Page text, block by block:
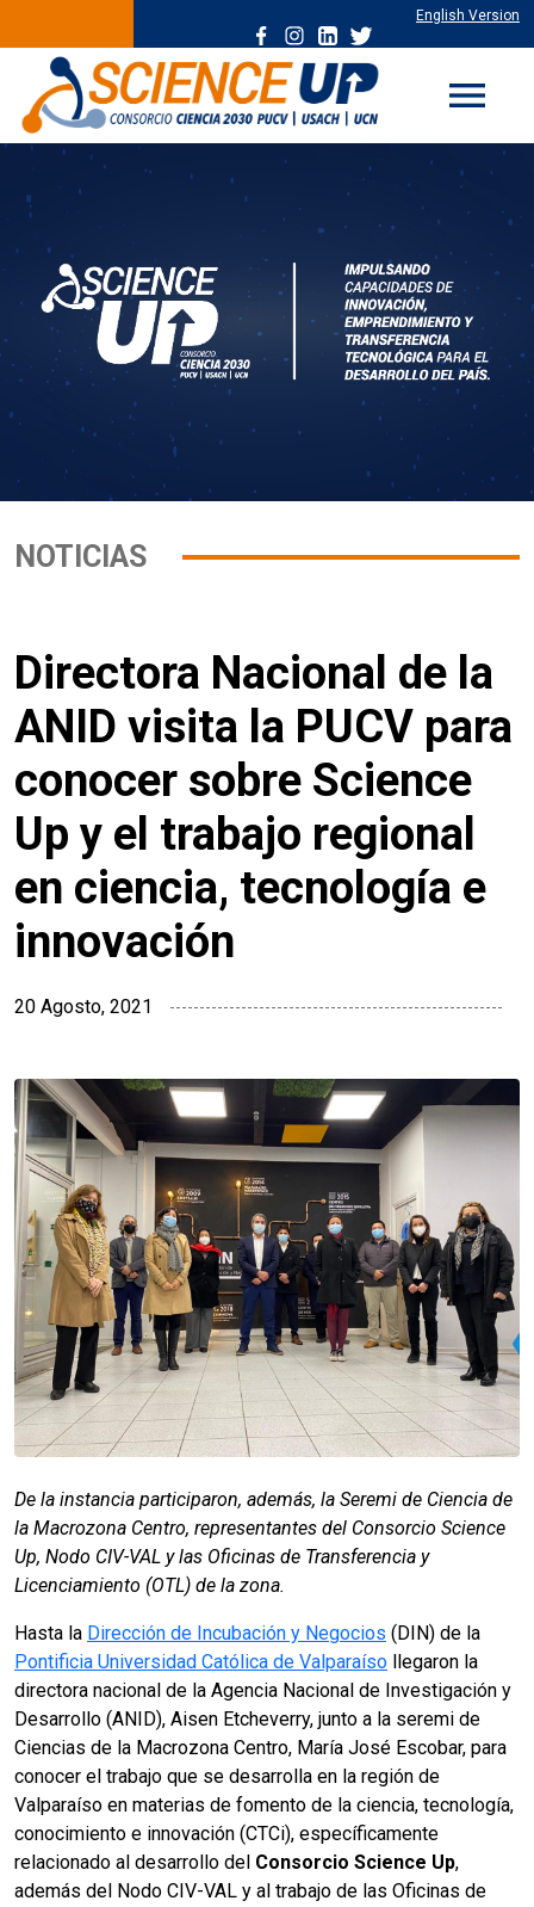
English Version
menu
NOTICIAS
Directora Nacional de la
ANID visita la PUCV para
conocer sobre Science
Up y el trabajo regional
en ciencia, tecnología e
innovación
20 Agosto, 2021
De la instancia participaron, además, la Seremi de Ciencia de
la Macrozona Centro, representantes del Consorcio Science
Up, Nodo CIV-VAL y las Oficinas de Transferencia y
Licenciamiento (OTL) de la zona.
Hasta la Dirección de Incubación y Negocios (DIN) de la
Pontificia Universidad Católica de Valparaíso llegaron la
directora nacional de la Agencia Nacional de Investigación y
Desarrollo (ANID), Aisen Etcheverry, junto a la seremi de
Ciencias de la Macrozona Centro, María José Escobar, para
conocer el trabajo que se desarrolla en la región de
Valparaíso en materias de fomento de la ciencia, tecnología,
conocimiento e innovación (CTCi), específicamente
relacionado al desarrollo del Consorcio Science Up,
además del Nodo CIV-VAL y al trabajo de las Oficinas de